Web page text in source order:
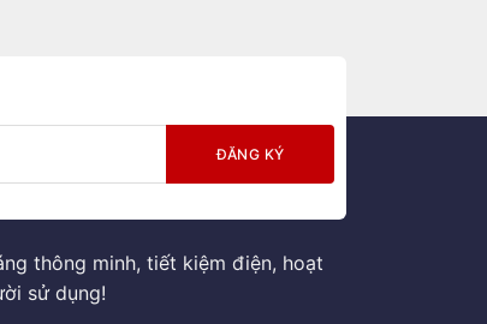
thông minh, tiết kiệm điện, hoạt
sử dụng!